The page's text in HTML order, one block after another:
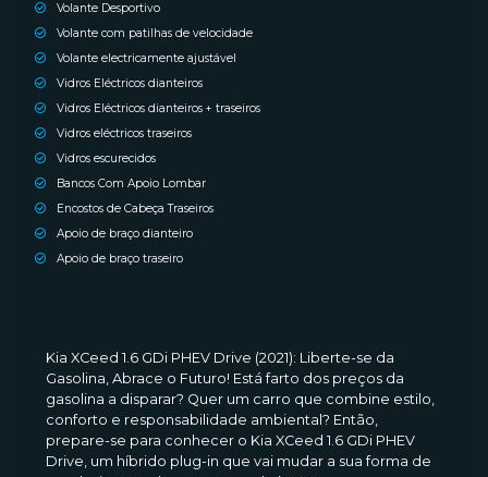
Volante Desportivo
Volante com patilhas de velocidade
Volante electricamente ajustável
Vidros Eléctricos dianteiros
Vidros Eléctricos dianteiros + traseiros
Vidros eléctricos traseiros
Vidros escurecidos
Bancos Com Apoio Lombar
Encostos de Cabeça Traseiros
Apoio de braço dianteiro
Apoio de braço traseiro
Kia XCeed 1.6 GDi PHEV Drive (2021): Liberte-se da
Gasolina, Abrace o Futuro! Está farto dos preços da
gasolina a disparar? Quer um carro que combine estilo,
conforto e responsabilidade ambiental? Então,
prepare-se para conhecer o Kia XCeed 1.6 GDi PHEV
Drive, um híbrido plug-in que vai mudar a sua forma de